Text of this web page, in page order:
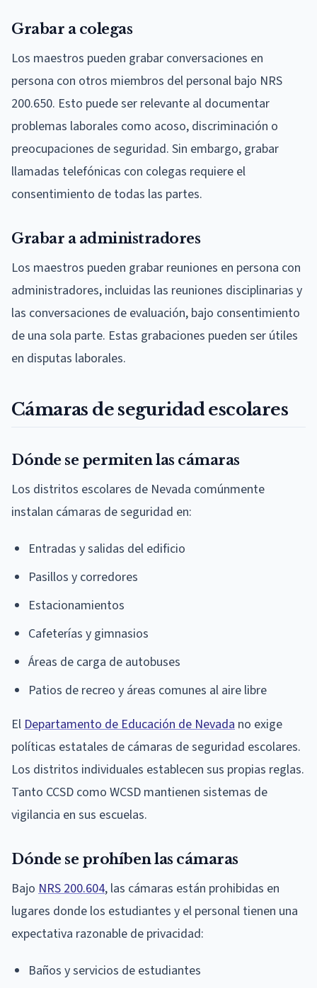
Grabar a colegas
Los maestros pueden grabar conversaciones en
persona con otros miembros del personal bajo NRS
200.650. Esto puede ser relevante al documentar
problemas laborales como acoso, discriminación o
preocupaciones de seguridad. Sin embargo, grabar
llamadas telefónicas con colegas requiere el
consentimiento de todas las partes.
Grabar a administradores
Los maestros pueden grabar reuniones en persona con
administradores, incluidas las reuniones disciplinarias y
las conversaciones de evaluación, bajo consentimiento
de una sola parte. Estas grabaciones pueden ser útiles
en disputas laborales.
Cámaras de seguridad escolares
Dónde se permiten las cámaras
Los distritos escolares de Nevada comúnmente
instalan cámaras de seguridad en:
Entradas y salidas del edificio
Pasillos y corredores
Estacionamientos
Cafeterías y gimnasios
Áreas de carga de autobuses
Patios de recreo y áreas comunes al aire libre
El Departamento de Educación de Nevada no exige
políticas estatales de cámaras de seguridad escolares.
Los distritos individuales establecen sus propias reglas.
Tanto CCSD como WCSD mantienen sistemas de
vigilancia en sus escuelas.
Dónde se prohíben las cámaras
Bajo NRS 200.604, las cámaras están prohibidas en
lugares donde los estudiantes y el personal tienen una
expectativa razonable de privacidad:
Baños y servicios de estudiantes